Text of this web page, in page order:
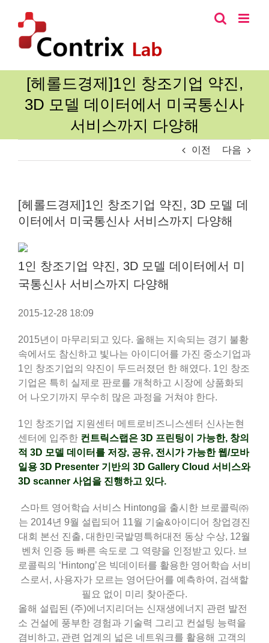
[헤롤드경제]1인 창조기업 약진,
3D 모델 데이터에서 미국통신사
서비스까지 다양해
이전 다음
[헤롤드경제]1인 창조기업 약진, 3D 모델 데
이터에서 미국통신사 서비스까지 다양해
1인 창조기업 약진, 3D 모델 데이터에서 미
국통신사 서비스까지 다양해
2015-12-28 18:09
2015년이 마무리되고 있다. 올해는 지속되는 경기 불황
속에서도 참신하고 빛나는 아이디어를 가진 중소기업과
1인 창조기업의 약진이 두드러졌던 한 해였다. 1인 창조
기업은 특히 실제로 판로를 개척하고 시장에 상품화되
어 나오기까지 무수히 많은 과정을 거쳐야 한다.
1인 창조기업 지원센터 메트로비즈니스센터 신사논현
센터에 입주한 컨트릭스랩은 3D 프린팅이 가능한, 창의
적 3D 모델 데이터를 저장, 공유, 전시가 가능한 웹/모바
일용 3D Presenter 기반의 3D Gallery Cloud 서비스와
3D scanner 사업을 진행하고 있다.
스마트 영어학습 서비스 Hintong을 출시한 브로콜릭㈜
는 2014년 9월 설립되어 11월 기술&아이디어 창업경진
대회 본선 진출, 대한민국발명특허대전 동상 수상, 12월
벤처 인증 등 빠른 속도로 그 역량을 인정받고 있다. 브
로콜릭의 ‘Hintong’은 빅데이터를 활용한 영어학습 서비
스로서, 사용자가 모르는 영어단어를 예측하여, 검색할
필요 없이 미리 찾아준다.
올해 설립된 (주)에너지리더는 신재생에너지 관련 발전
소 건설에 풍부한 경험과 기술력 그리고 컨설팅 능력을
겸비하고, 관련 업계의 넓은 네트워크를 활용해 고객의